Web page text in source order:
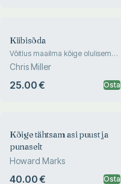
Kiibisõda
Võitlus maailma kõige olulisema
tehnoloogia nimel
Chris Miller
25.00 € Osta
Kõige tähtsam asi puust ja
punaselt
Howard Marks
40.00 € Osta